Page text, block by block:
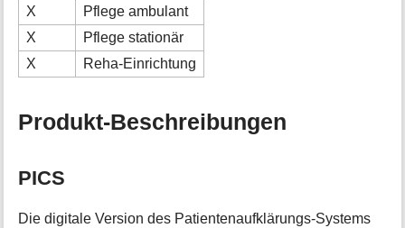
X
Pflege ambulant
X
Pflege stationär
X
Reha-Einrichtung
Produkt-Beschreibungen
PICS
Die digitale Version des Patientenaufklärungs-Systems